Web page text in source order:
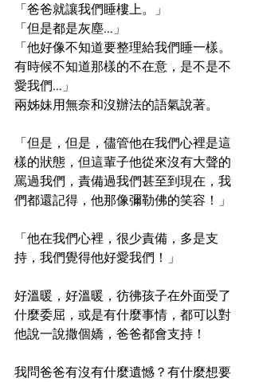
「爸爸就讓我們睡樓上。」
「但是都是灰塵...」
「他好像不知道要整理給我們睡一樣。
有時候不知道那樣的不在意，是不是不
愛我們...」
兩姊妹用無奈和沒辦法的語氣說著。
「但是，但是，儘管他在我們心裡是這
樣的狀態，但這輩子他從來沒有大聲的
罵過我們，責備過我們甚至到現在，我
們都還記得，他那像彌勒佛的笑容！」
「他在我們心裡，很少責備，多是支
持，我們覺得他好愛我們！」
好溫暖，好溫暖，彷彿孩子在外面受了
什麼委屈，或是有什麼事情，都可以對
他說一說撒個嬌，爸爸都會支持！
我問爸爸有沒有什麼遺憾？有什麼想要